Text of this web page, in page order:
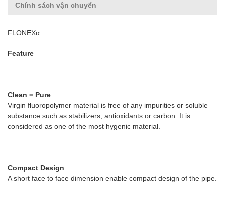
Chính sách vận chuyển
FLONEXα
Feature
Clean = Pure
Virgin fluoropolymer material is free of any impurities or soluble
substance such as stabilizers, antioxidants or carbon. It is
considered as one of the most hygenic material.
Compact Design
A short face to face dimension enable compact design of the pipe.